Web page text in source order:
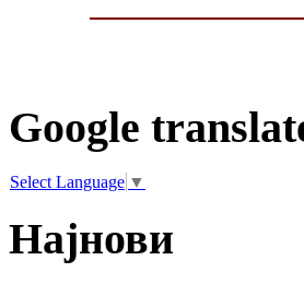
Google
Select Language ▼
Најнови